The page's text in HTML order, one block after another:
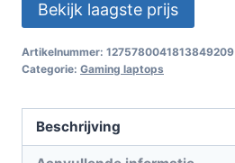
Bekijk laagste prijs
Artikelnummer: 1275780041813849209
Categorie: Gaming laptops
Beschrijving